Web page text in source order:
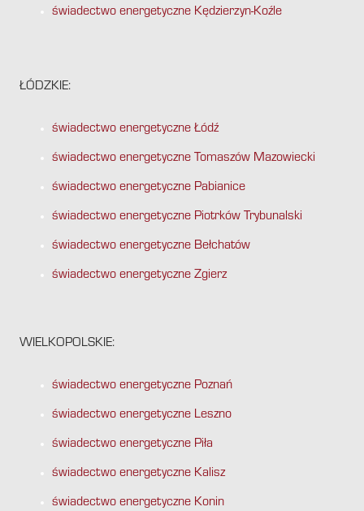
świadectwo energetyczne Kędzierzyn-Koźle
ŁÓDZKIE:
świadectwo energetyczne Łódź
świadectwo energetyczne Tomaszów Mazowiecki
świadectwo energetyczne Pabianice
świadectwo energetyczne Piotrków Trybunalski
świadectwo energetyczne Bełchatów
świadectwo energetyczne Zgierz
WIELKOPOLSKIE:
świadectwo energetyczne Poznań
świadectwo energetyczne Leszno
świadectwo energetyczne Piła
świadectwo energetyczne Kalisz
świadectwo energetyczne Konin